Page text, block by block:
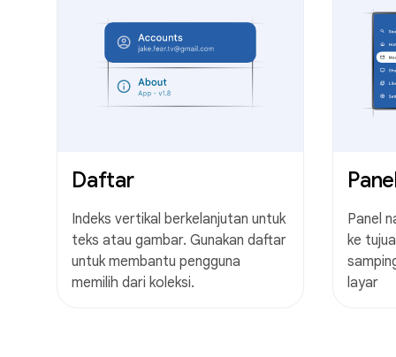
Daftar
Indeks vertikal berkelanjutan untuk
teks atau gambar. Gunakan daftar
untuk membantu pengguna
memilih dari koleksi.
Panel
ke
layar